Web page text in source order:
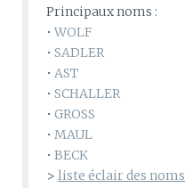
Principaux noms :
• WOLF
• SADLER
• AST
• SCHALLER
• GROSS
• MAUL
• BECK
> liste éclair des noms